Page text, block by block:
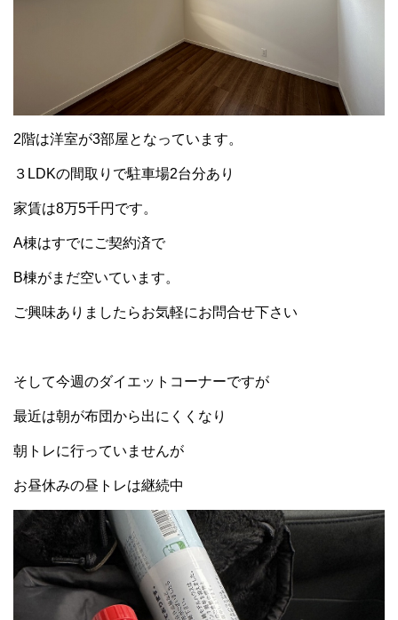
2階は洋室が3部屋となっています。
３LDKの間取りで駐車場2台分あり
家賃は8万5千円です。
A棟はすでにご契約済で
B棟がまだ空いています。
ご興味ありましたらお気軽にお問合せ下さい
そして今週のダイエットコーナーですが
最近は朝が布団から出にくくなり
朝トレに行っていませんが
お昼休みの昼トレは継続中